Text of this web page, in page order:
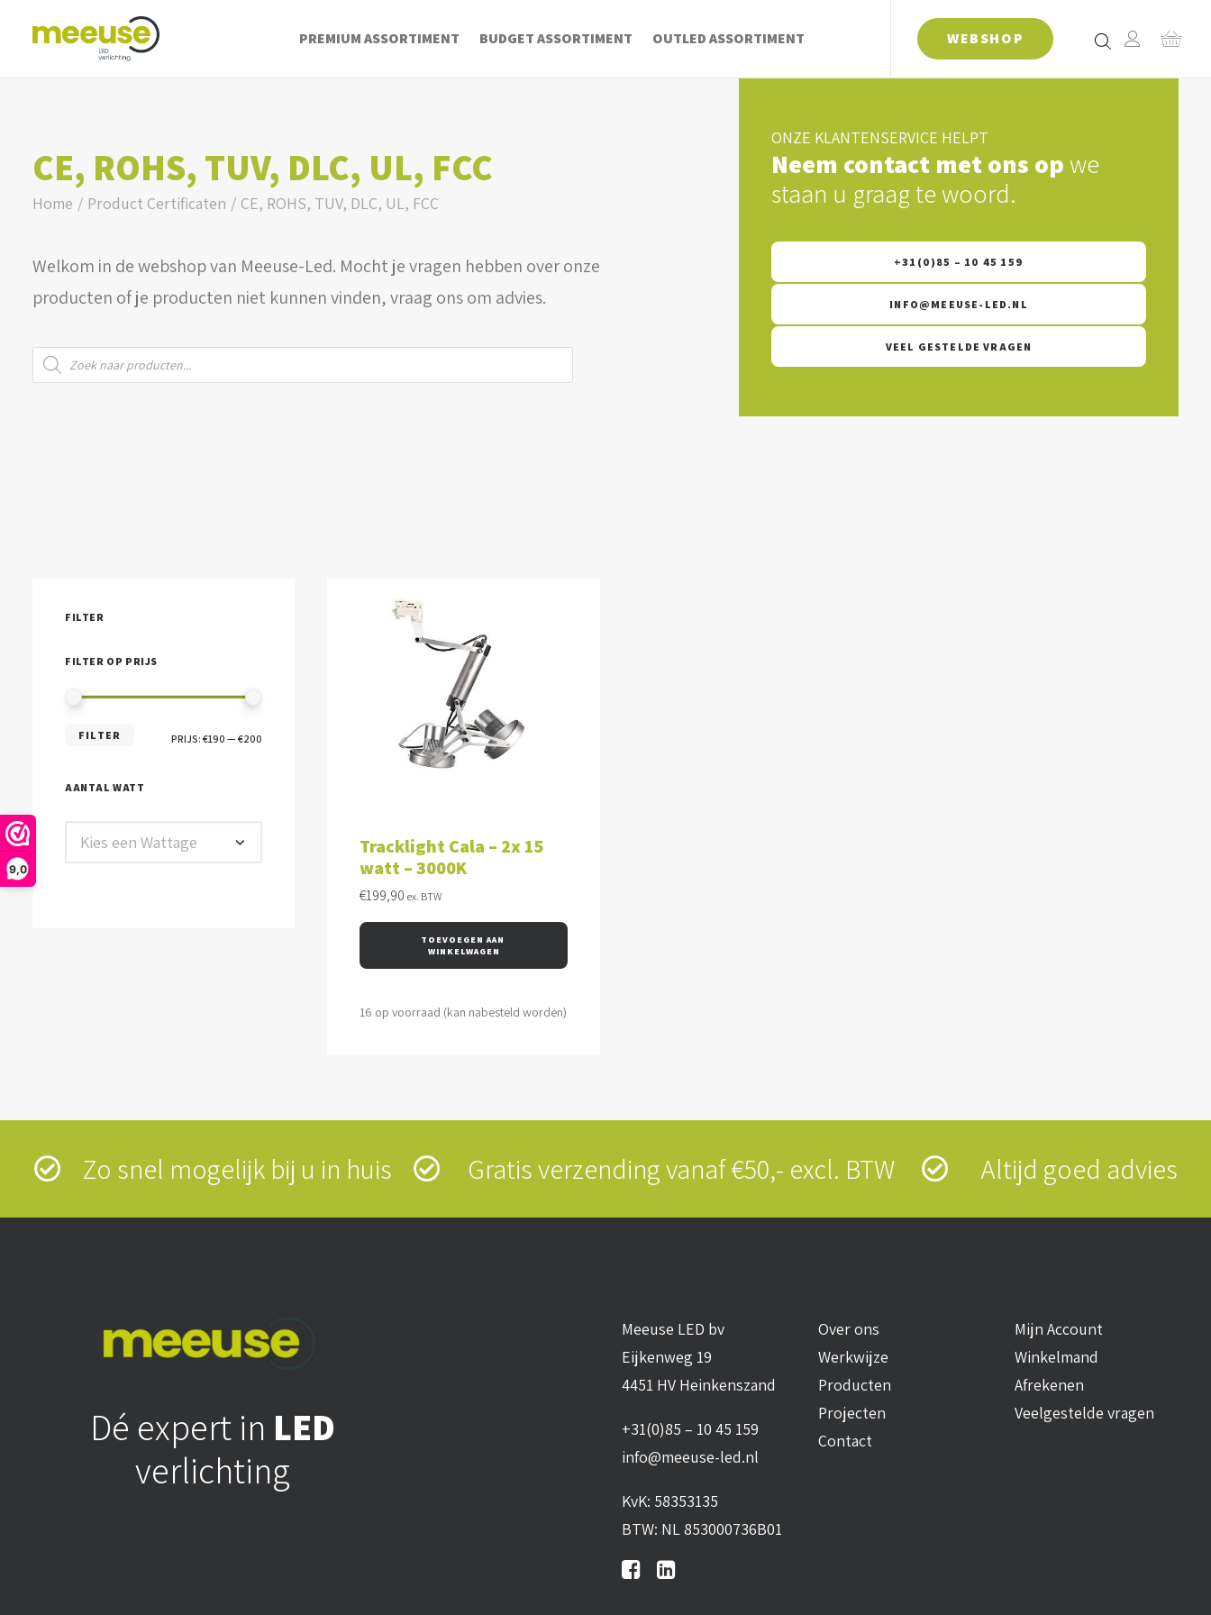
9,0
PREMIUM ASSORTIMENT BUDGET ASSORTIMENT OUTLED ASSORTIMENT WEBSHOP
CE, ROHS, TUV, DLC, UL, FCC
Home Product Certificaten CE, ROHS, TUV, DLC, UL, FCC
Welkom in de webshop van Meeuse-Led. Mocht je vragen hebben over onze
producten of je producten niet kunnen vinden, vraag ons om advies.
Producten
zoeken
ONZE KLANTENSERVICE HELPT
Neem contact met ons opwe
staan u graag te woord.
+31(0)85 – 10 45 159
INFO@MEEUSE-LED.NL
VEEL GESTELDE VRAGEN
FILTER
FILTER OP PRIJS
FILTER PRIJS: €190 — €200
AANTAL WATT
Kies een Wattage
Tracklight Cala – 2x 15
watt – 3000K
€199,90 ex. BTW
TOEVOEGEN AAN
WINKELWAGEN
16 op voorraad (kan nabesteld worden)
Zo snel mogelijk bij u in huis Gratis verzending vanaf €50,- excl. BTW Altijd goed advies
Dé expert in LED
verlichting
Meeuse LED bv
Eijkenweg 19
4451 HV Heinkenszand
+31(0)85 – 10 45 159
info@meeuse-led.nl
KvK: 58353135
BTW: NL 853000736B01
Over ons
Werkwijze
Producten
Projecten
Contact
Mijn Account
Winkelmand
Afrekenen
Veelgestelde vragen